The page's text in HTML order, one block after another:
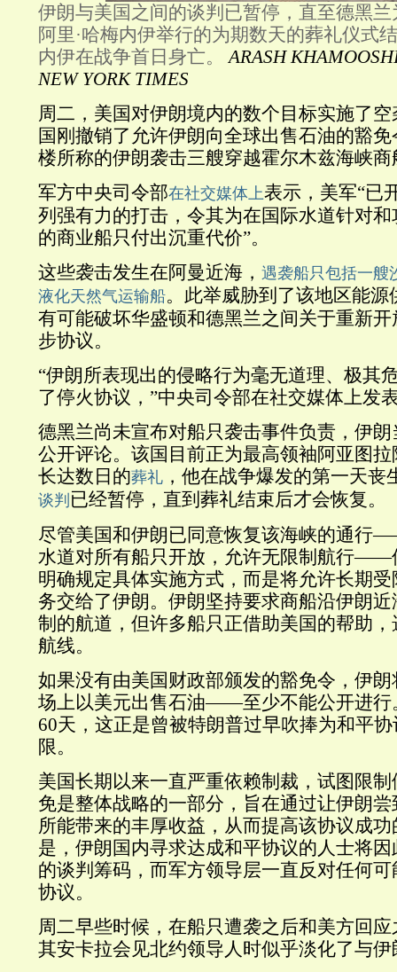
伊朗与美国之间的谈判已暂停，直至德黑
阿里·哈梅内伊举行的为期数天的葬礼仪式
内伊在战争首日身亡。
ARASH
NEW YORK TIMES
周二，美国对伊朗境内的数个目标实施了
国刚撤销了允许伊朗向全球出售石油的豁
楼所称的伊朗袭击三艘穿越霍尔木兹海峡
军方中央司令部在社交媒体上表示，美军“已
列强有力的打击，令其为在国际水道针对
的商业船只付出沉重代价”。
这些袭击发生在阿曼近海， 遇袭船只包括一艘
液化天然气运输船。此举威胁到了该地区能
有可能破坏华盛顿和德黑兰之间关于重新
步协议。
“伊朗所表现出的侵略行为毫无道理、极其
了停火协议，”中央司令部在社交媒体上发
德黑兰尚未宣布对船只袭击事件负责，伊
公开评论。该国目前正为最高领袖阿亚图拉
长达数日的葬礼 ，他在战争爆发的第一天丧
谈判 已经暂停，直到葬礼结束后才会恢复。
尽管美国和伊朗已同意恢复该海峡的通行
水道对所有船只开放，允许无限制航行——
明确规定具体实施方式，而是将允许长期
务交给了伊朗。伊朗坚持要求商船沿伊朗
制的航道，但许多船只正借助美国的帮助
航线。
如果没有由美国财政部颁发的豁免令，伊
场上以美元出售石油——至少不能公开进行
60天，这正是曾被特朗普过早吹捧为和平
限。
美国长期以来一直严重依赖制裁，试图限
免是整体战略的一部分，旨在通过让伊朗
所能带来的丰厚收益，从而提高该协议成
是，伊朗国内寻求达成和平协议的人士将
的谈判筹码，而军方领导层一直反对任何
协议。
周二早些时候，在船只遭袭之后和美方回
其安卡拉会见北约领导人时似乎淡化了与